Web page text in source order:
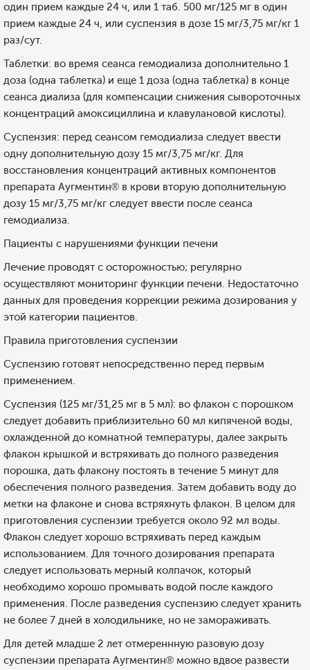
один прием каждые 24 ч, или 1 таб. 500 мг/125 мг в один
прием каждые 24 ч, или суспензия в дозе 15 мг/3,75 мг/кг 1
раз/сут.
Таблетки: во время сеанса гемодиализа дополнительно 1
доза (одна таблетка) и еще 1 доза (одна таблетка) в конце
сеанса диализа (для компенсации снижения сывороточных
концентраций амоксициллина и клавулановой кислоты).
Суспензия: перед сеансом гемодиализа следует ввести
одну дополнительную дозу 15 мг/3,75 мг/кг. Для
восстановления концентраций активных компонентов
препарата Аугментин® в крови вторую дополнительную
дозу 15 мг/3,75 мг/кг следует ввести после сеанса
гемодиализа.
Пациенты с нарушениями функции печени
Лечение проводят с осторожностью; регулярно
осуществляют мониторинг функции печени. Недостаточно
данных для проведения коррекции режима дозирования у
этой категории пациентов.
Правила приготовления суспензии
Суспензию готовят непосредственно перед первым
применением.
Суспензия (125 мг/31,25 мг в 5 мл): во флакон с порошком
следует добавить приблизительно 60 мл кипяченой воды,
охлажденной до комнатной температуры, далее закрыть
флакон крышкой и встряхивать до полного разведения
порошка, дать флакону постоять в течение 5 минут для
обеспечения полного разведения. Затем добавить воду до
метки на флаконе и снова встряхнуть флакон. В целом для
приготовления суспензии требуется около 92 мл воды.
Флакон следует хорошо встряхивать перед каждым
использованием. Для точного дозирования препарата
следует использовать мерный колпачок, который
необходимо хорошо промывать водой после каждого
применения. После разведения суспензию следует хранить
не более 7 дней в холодильнике, но не замораживать.
Для детей младше 2 лет отмереннную разовую дозу
суспензии препарата Аугментин® можно вдвое развести